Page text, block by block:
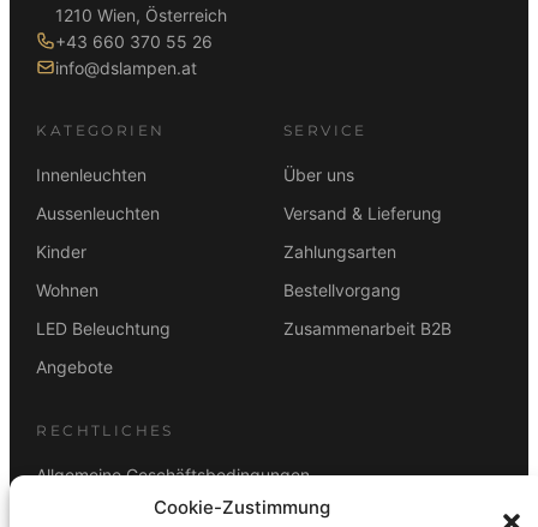
Cookie-Zustimmung
1210 Wien, Österreich
+43 660 370 55 26
info@dslampen.at
KATEGORIEN
Innenleuchten
Aussenleuchten
Kinder
Wohnen
LED Beleuchtung
Angebote
SERVICE
Über uns
Versand & Lieferung
Zahlungsarten
Bestellvorgang
Zusammenarbeit B2B
RECHTLICHES
Allgemeine Geschäftsbedingungen